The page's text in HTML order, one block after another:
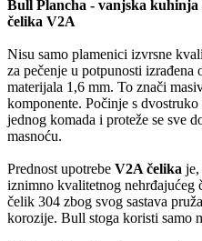
Bull Plancha - vanjska
čelika V2A
Nisu samo plamenici izvrsne
za pečenje u potpunosti
materijala 1,6 mm. To znači
komponente. Počinje s
jednog komada i proteže se sve
masnoću.
Prednost upotrebe V2A čelika je,
iznimno kvalitetnog
čelik 304 zbog svog sastava
korozije. Bull stoga koristi samo